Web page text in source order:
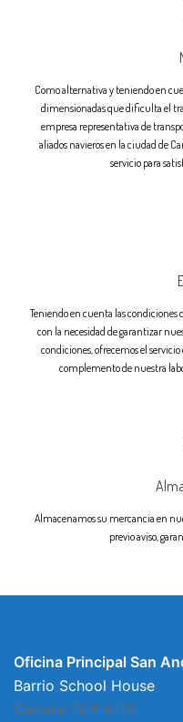
Como alternativa y teniendo en
dimensionadas que dificulta el
empresa representativa de
aliados navieros en la ciudad de
servicio para
Teniendo en cuenta las
con la necesidad de garantizar
condiciones, ofrecemos el
complemento de nuestra
Almacenamos su mercancia en
previo aviso,
Oficina Principal San
Barrio School House
Carrera 13 # 8-13